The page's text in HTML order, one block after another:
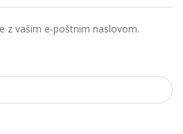
z vašim e-poštnim naslovom.